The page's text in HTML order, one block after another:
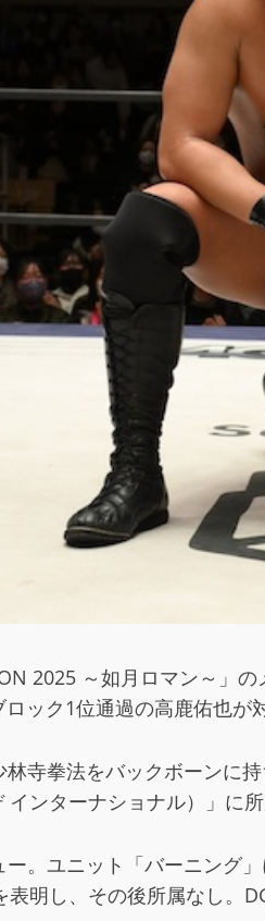
2025 ～如月ロマン～」
ック1位通過の高鹿佑也が
寺拳法をバックボーンに
ンターナショナル）」に
。ユニット「バーニング
明し、その後所属なし。